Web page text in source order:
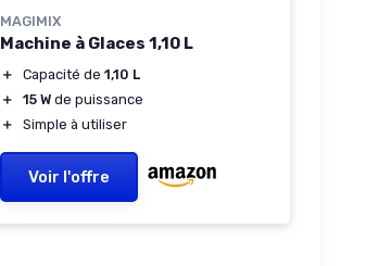
MAGIMIX
Machine à Glaces 1,10 L
＋ Capacité de 1,10 L
＋
15 W de puissance
＋
Simple à utiliser
Voir l'offre